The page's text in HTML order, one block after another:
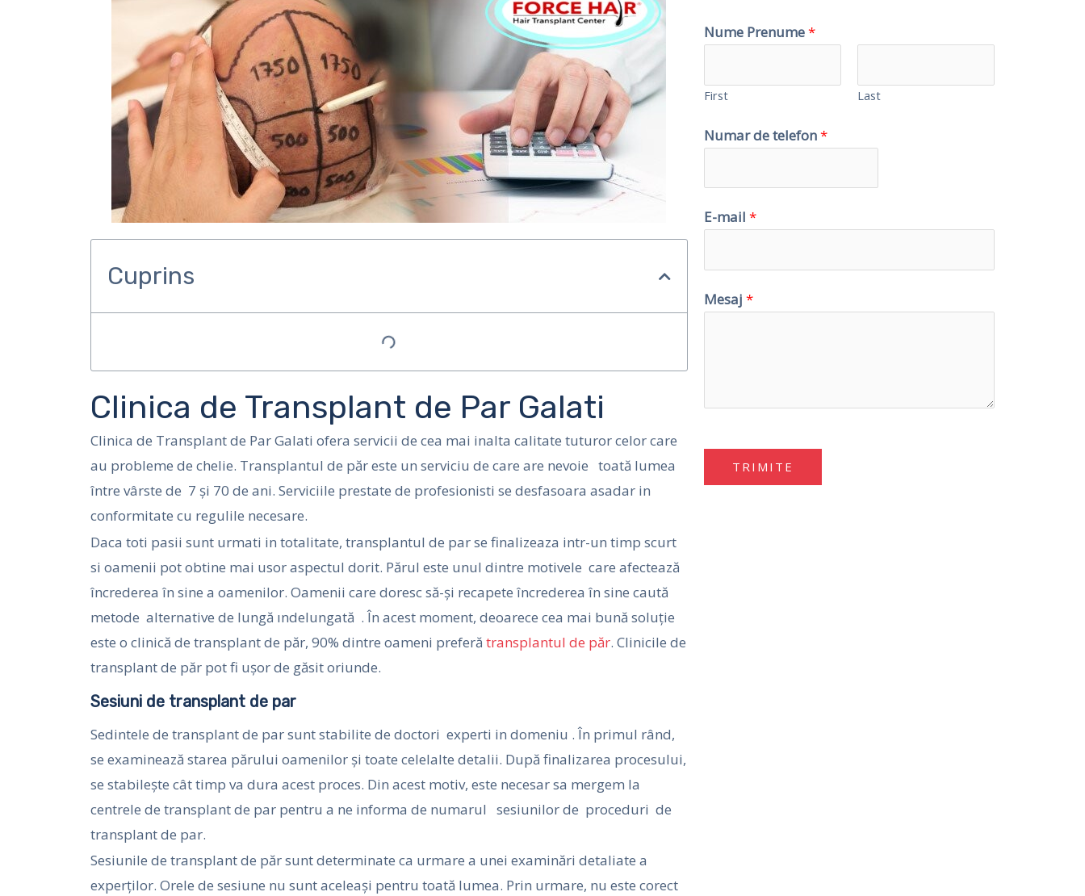
Cuprins
Clinica de Transplant de Par Galati
Clinica de Transplant de Par Galati ofera servicii de cea mai inalta calitate tuturor celor care
au probleme de chelie. Transplantul de păr este un serviciu de care are nevoie toată lumea
între vârste de 7 și 70 de ani. Serviciile prestate de profesionisti se desfasoara asadar in
conformitate cu regulile necesare.
Daca toti pasii sunt urmati in totalitate, transplantul de par se finalizeaza intr-un timp scurt
si oamenii pot obtine mai usor aspectul dorit. Părul este unul dintre motivele care afectează
încrederea în sine a oamenilor. Oamenii care doresc să-și recapete încrederea în sine caută
metode alternative de lungă ındelungată . În acest moment, deoarece cea mai bună soluție
este o clinică de transplant de păr, 90% dintre oameni preferă transplantul de păr. Clinicile de
transplant de păr pot fi ușor de găsit oriunde.
Sesiuni de transplant de par
Sedintele de transplant de par sunt stabilite de doctori experti in domeniu . În primul rând,
se examinează starea părului oamenilor și toate celelalte detalii. După finalizarea procesului,
se stabilește cât timp va dura acest proces. Din acest motiv, este necesar sa mergem la
centrele de transplant de par pentru a ne informa de numarul sesiunilor de proceduri de
transplant de par.
Sesiunile de transplant de păr sunt determinate ca urmare a unei examinări detaliate a
experților. Orele de sesiune nu sunt aceleași pentru toată lumea. Prin urmare, nu este corect
Nume Prenume*
First Last
Numar de telefon*
E-mail *
Mesaj *
TRIMITE